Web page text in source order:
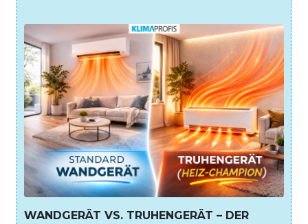
WANDGERÄT VS. TRUHENGERÄT – DER